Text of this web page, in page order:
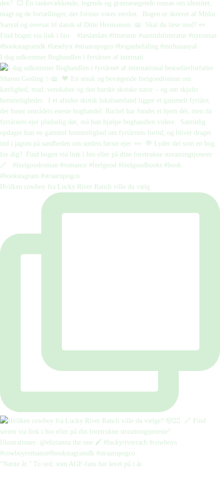
I dag udkommer Boghandlen i fyrtårnet af internati
Hvilken cowboy fra Lucky River Ranch ville du vælg
“Næste år.” To ord, som AGF-fans har levet på i år